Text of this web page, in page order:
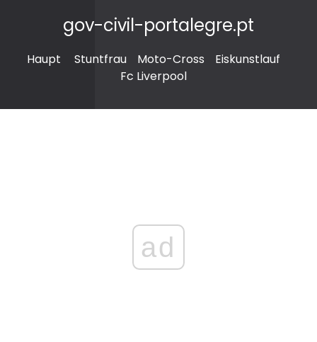
gov-civil-portalegre.pt
Haupt Stuntfrau Moto-Cross
Eiskunstlauf
Fc Liverpool
ad